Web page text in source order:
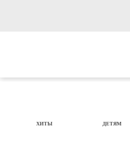
ХИТЫ ДЕТЯМ